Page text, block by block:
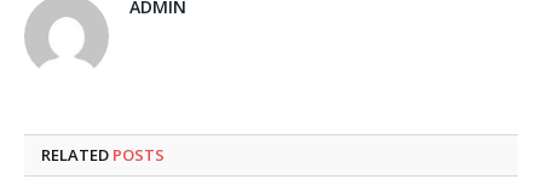
ADMIN
RELATED POSTS